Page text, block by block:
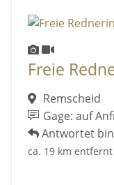
Freie
Remscheid
Gage: auf
Antwortet
ca. 19 km entfernt